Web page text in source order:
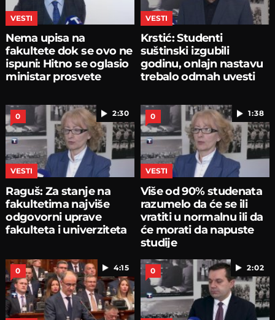
VESTI
Nema upisa na
fakultete dok se ovo ne
ispuni: Hitno se oglasio
ministar prosvete
VESTI
Krstić: Studenti
suštinski izgubili
godinu, onlajn nastavu
trebalo odmah uvesti
2:30
0
VESTI
Raguš: Za stanje na
fakultetima najviše
odgovorni uprave
fakulteta i univerziteta
1:38
0
VESTI
Više od 90% studenata
razumelo da će se ili
vratiti u normalnu ili da
će morati da napuste
studije
4:15
0 2:02
0